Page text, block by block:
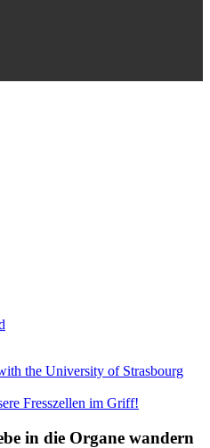
the University of Strasbourg
Fresszellen im Griff!
in die Organe wandern